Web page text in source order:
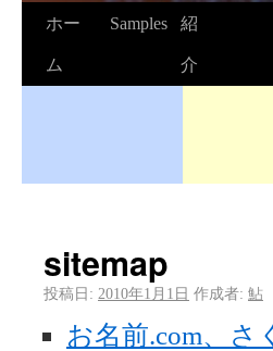
ホー
ム
Samples 紹
介
sitemap
投稿日: 2010年1月1日 作成者: 鮎
お名前.com、